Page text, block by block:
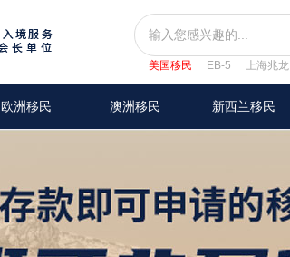
美国移民 EB-5 上海兆龙
欧洲移民 澳洲移民 新西兰移民